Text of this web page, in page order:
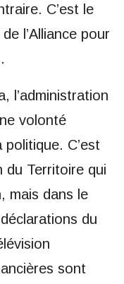
C’est le
l’Alliance pour
l’administration
volonté
C’est
du Territoire qui
mais dans le
du
sont